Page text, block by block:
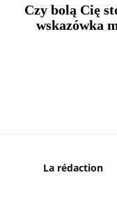
Czy bolą Cię
wskazówka
La rédaction